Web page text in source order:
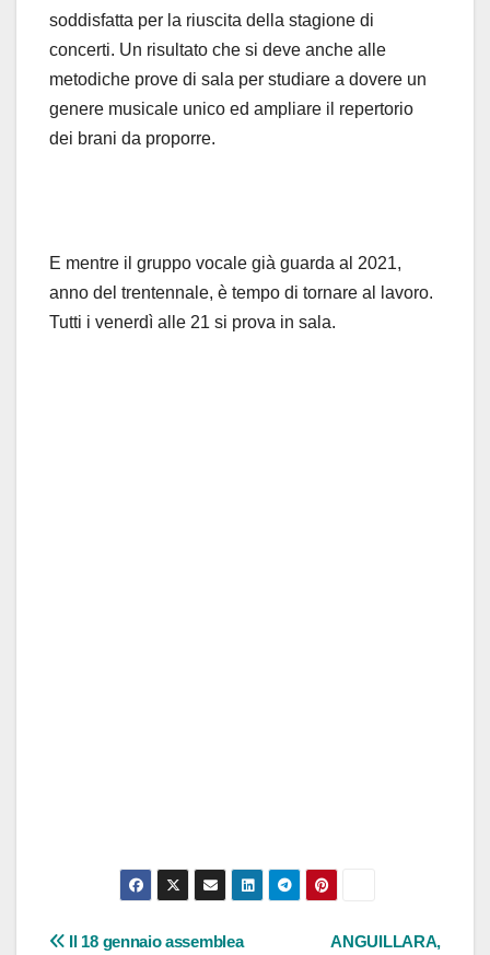
soddisfatta per la riuscita della stagione di
concerti. Un risultato che si deve anche alle
metodiche prove di sala per studiare a dovere un
genere musicale unico ed ampliare il repertorio
dei brani da proporre.
E mentre il gruppo vocale già guarda al 2021,
anno del trentennale, è tempo di tornare al lavoro.
Tutti i venerdì alle 21 si prova in sala.
ANGUILLARA,
Il 18 gennaio assemblea